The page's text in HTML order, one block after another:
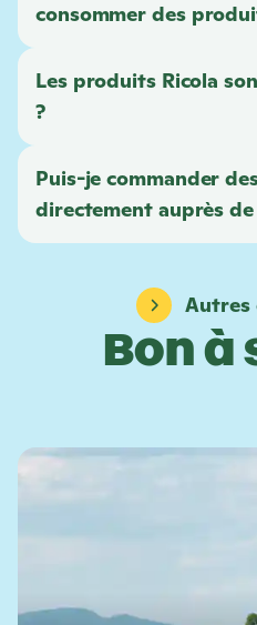
consommer des
Les produits Ricola
?
Puis-je commander
directement auprès de
Autres
Bon à
E
n
r